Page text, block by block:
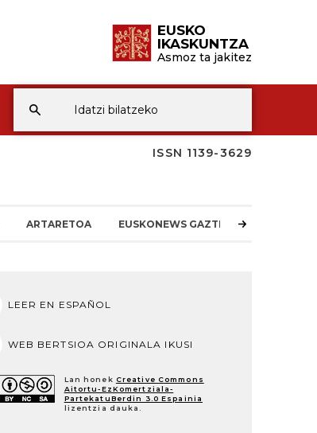
EUSKO
IKASKUNTZA
Asmoz ta jakitez
ISSN 1139-3629
ARTARETOA EUSKONEWS GAZTEA
LEER EN ESPAÑOL
WEB BERTSIOA ORIGINALA IKUSI
Lan honek Creative Commons
Aitortu-EzKomertziala-
PartekatuBerdin 3.0 Espainia
lizentzia dauka.